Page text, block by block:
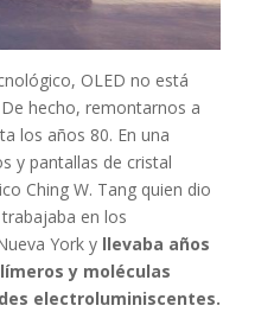
OLED no está
hecho, remontarnos a
los años 80. En una
y pantallas de cristal
Ching W. Tang quien dio
en los
York y llevaba años
y moléculas
electroluminiscentes.